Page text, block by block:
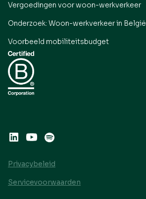
Vergoedingen voor woon-werkverkeer
Onderzoek: Woon-werkverkeer in België
Voorbeeld mobiliteitsbudget
Privacybeleid
Servicevoorwaarden